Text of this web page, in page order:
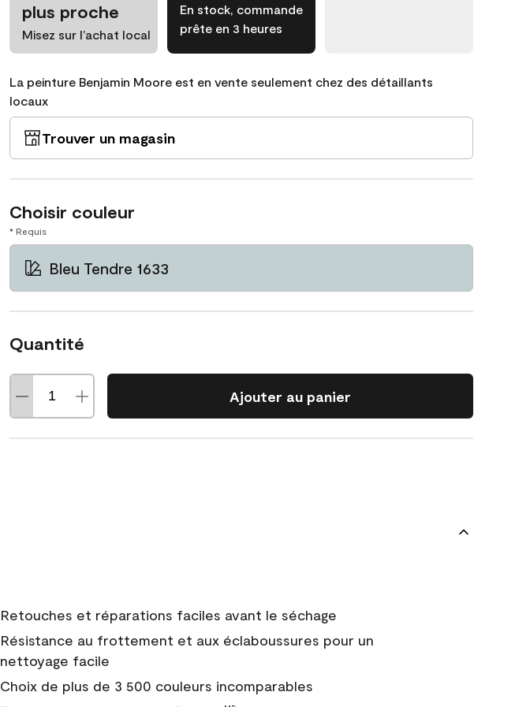
plus proche
Misez sur l’achat local
En stock, commande
prête en 3 heures
La peinture Benjamin Moore est en vente seulement chez des détaillants
locaux
Trouver un magasin
Choisir couleur
* Requis
Bleu Tendre 1633
Quantité
Ajouter au panier
Retouches et réparations faciles avant le séchage
Résistance au frottement et aux éclaboussures pour un
nettoyage facile
Choix de plus de 3 500 couleurs incomparables